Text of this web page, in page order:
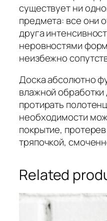
существует ни
предмета: все они
друга
неровностями
неизбежно
Доска абсолютно
влажной
протирать
необходимости
покрытие,
тряпочкой,
Related